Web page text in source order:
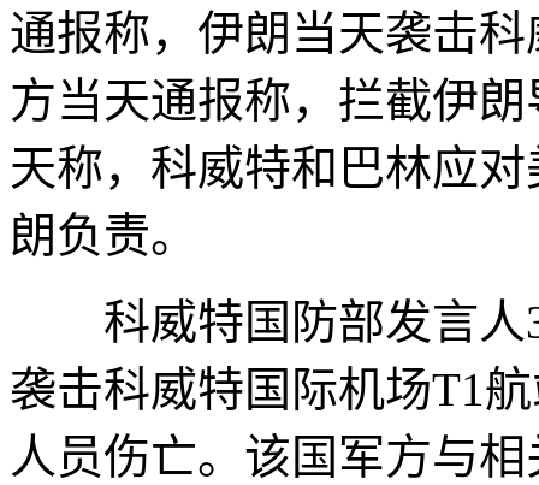
通报称，伊朗当天袭击
方当天通报称，拦截伊
天称，科威特和巴林应
朗负责。
科威特国防部发言人3
袭击科威特国际机场T1
人员伤亡。该国军方与